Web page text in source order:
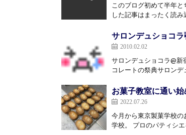
このブログ初めて半年
した記事はまったく読
サロンデュショコ
2010.02.02
サロンデュショコラ@新
コレートの祭典サロン
お菓子教室に通い始
2022.07.26
今月から東京製菓学校
学校。 プロのパティシ